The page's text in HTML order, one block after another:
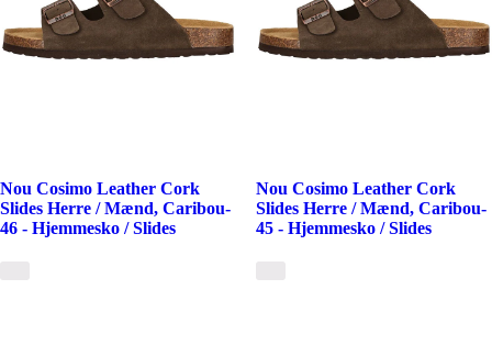
Nou Cosimo Leather Cork
Slides Herre / Mænd, Caribou-
46 - Hjemmesko / Slides
Nou Cosimo Leather Cork
Slides Herre / Mænd, Caribou-
45 - Hjemmesko / Slides